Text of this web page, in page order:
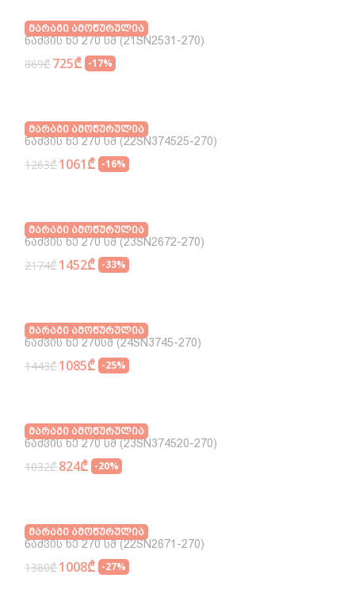
Მარაგი Ამოწურულია
Ნაძვის Ხე 270 Სმ (21SN2531-270)
869₾725₾ -17%
Მარაგი Ამოწურულია
Ნაძვის Ხე 270 Სმ (22SN374525-270)
1263₾1061₾ -16%
Მარაგი Ამოწურულია
Ნაძვის Ხე 270 Სმ (23SN2672-270)
2174₾1452₾ -33%
Მარაგი Ამოწურულია
Ნაძვის Ხე 270სმ (24SN3745-270)
1443₾1085₾ -25%
Მარაგი Ამოწურულია
Ნაძვის Ხე 270 Სმ (23SN374520-270)
1032₾824₾ -20%
Მარაგი Ამოწურულია
Ნაძვის Ხე 270 Სმ (22SN2671-270)
1380₾1008₾ -27%